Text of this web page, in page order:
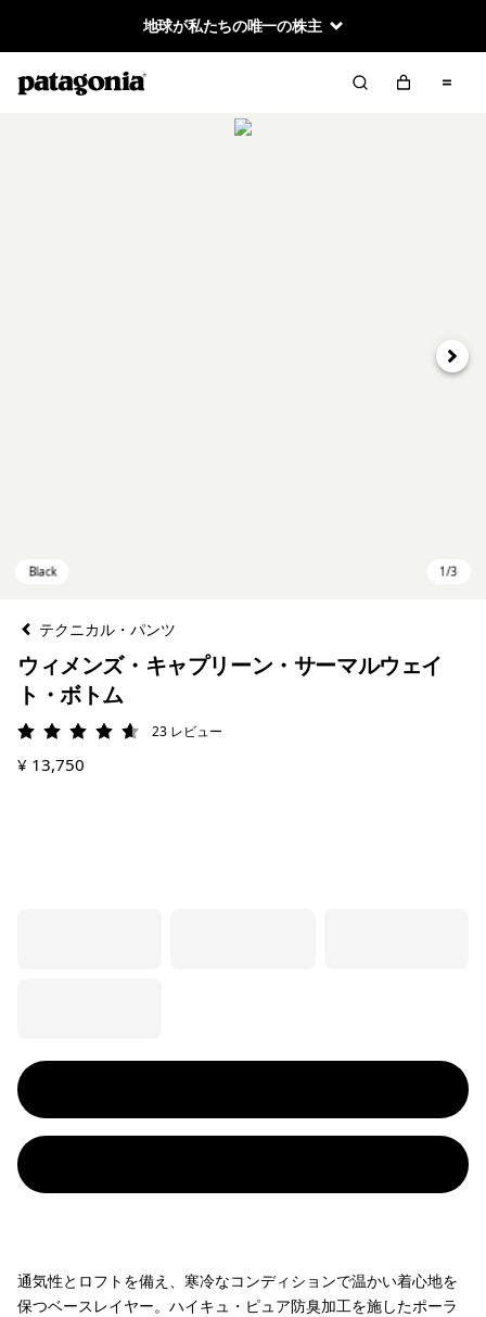
地球が私たちの唯一の株主
次へ
テクニカル・パンツ
ウィメンズ・キャプリーン・サーマルウェイ
ト・ボトム
評価: 4.6 / 5
23 レビュー
¥ 13,750
通気性とロフトを備え、寒冷なコンディションで温かい着心地を
保つベースレイヤー。ハイキュ・ピュア防臭加工を施したポーラ